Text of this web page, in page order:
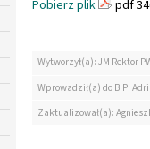
Pobierz plik
pdf
Wytworzył(a): JM Rektor
Wprowadził(a) do BIP:
Zaktualizował(a):